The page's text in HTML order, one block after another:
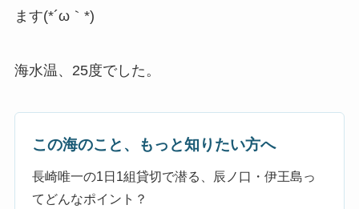
ます(*´ω｀*)
海水温、25度でした。
この海のこと、もっと知りたい方へ
長崎唯一の1日1組貸切で潜る、辰ノ口・伊王島っ
てどんなポイント？